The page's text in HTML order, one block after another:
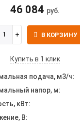
46 084 руб.
В КОРЗИНУ
Купить в 1 клик
подача, м3/ч:
напор, м:
кВт:
В: